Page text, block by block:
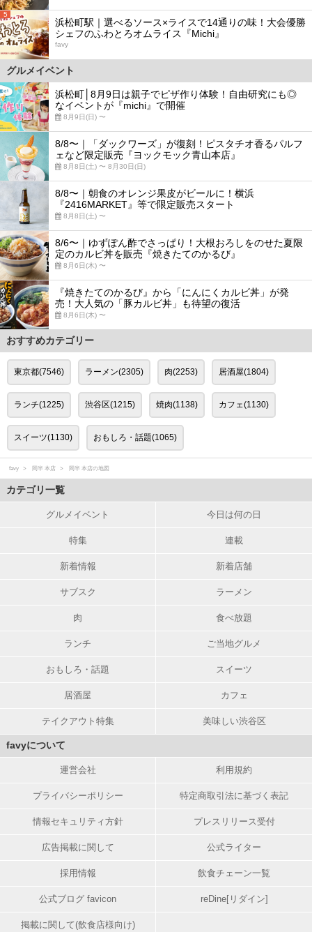
5
浜松町駅｜選べるソース×ライスで14通りの味！大会優勝
シェフのふわとろオムライス『Michi』
favy
グルメイベント
浜松町│8月9日は親子でピザ作り体験！自由研究にも◎
なイベントが『michi』で開催
8月9日(日) 〜
8/8〜｜「ダックワーズ」が復刻！ピスタチオ香るパルフ
ェなど限定販売『ヨックモック青山本店』
8月8日(土) 〜 8月30日(日)
8/8〜｜朝食のオレンジ果皮がビールに！横浜
『2416MARKET』等で限定販売スタート
8月8日(土) 〜
8/6〜｜ゆずぽん酢でさっぱり！大根おろしをのせた夏限
定のカルビ丼を販売『焼きたてのかるび』
8月6日(木) 〜
『焼きたてのかるび』から「にんにくカルビ丼」が発
売！大人気の「豚カルビ丼」も待望の復活
8月6日(木) 〜
おすすめカテゴリー
東京都(7546) ラーメン(2305) 肉(2253) 居酒屋(1804)
ランチ(1225) 渋谷区(1215) 焼肉(1138) カフェ(1130)
スイーツ(1130) おもしろ・話題(1065)
favy 岡半 本店 岡半 本店の地図
カテゴリ一覧
グルメイベント 今日は何の日
特集 連載
新着情報 新着店舗
サブスク ラーメン
肉 食べ放題
ランチ ご当地グルメ
おもしろ・話題 スイーツ
居酒屋 カフェ
テイクアウト特集 美味しい渋谷区
favyについて
運営会社 利用規約
プライバシーポリシー 特定商取引法に基づく表記
情報セキュリティ方針 プレスリリース受付
広告掲載に関して 公式ライター
採用情報 飲食チェーン一覧
公式ブログ favicon reDine[リダイン]
掲載に関して(飲食店様向け)